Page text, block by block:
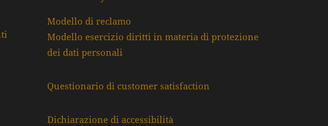
Modello di reclamo
Modello esercizio diritti in materia di protezione
dei dati personali
Questionario di customer satisfaction
Dichiarazione di accessibilità